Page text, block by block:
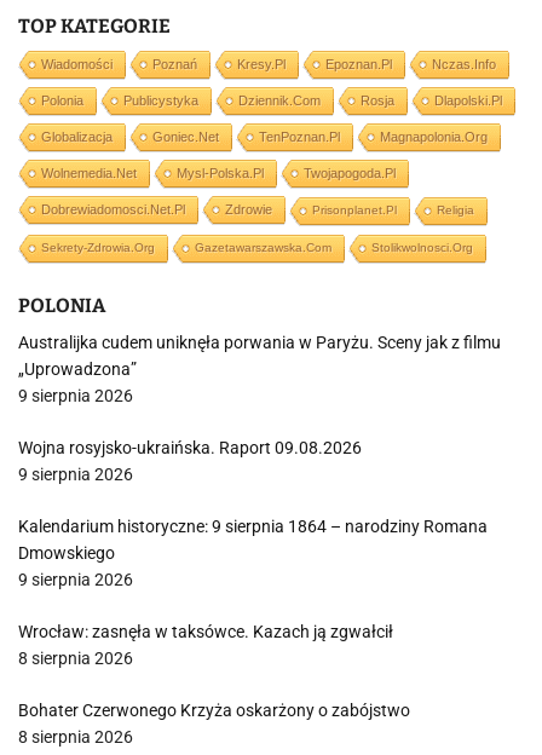
TOP KATEGORIE
Wiadomości Poznań Kresy.pl Epoznan.pl Nczas.info
Polonia Publicystyka Dziennik.com Rosja Dlapolski.pl
Globalizacja Goniec.net TenPoznan.pl Magnapolonia.org
Wolnemedia.net Mysl-Polska.pl Twojapogoda.pl
Dobrewiadomosci.net.pl Zdrowie Prisonplanet.pl Religia
Sekrety-Zdrowia.org Gazetawarszawska.com Stolikwolnosci.org
POLONIA
Australijka cudem uniknęła porwania w Paryżu. Sceny jak z filmu
„Uprowadzona”
9 sierpnia 2026
Wojna rosyjsko-ukraińska. Raport 09.08.2026
9 sierpnia 2026
Kalendarium historyczne: 9 sierpnia 1864 – narodziny Romana
Dmowskiego
9 sierpnia 2026
Wrocław: zasnęła w taksówce. Kazach ją zgwałcił
8 sierpnia 2026
Bohater Czerwonego Krzyża oskarżony o zabójstwo
8 sierpnia 2026